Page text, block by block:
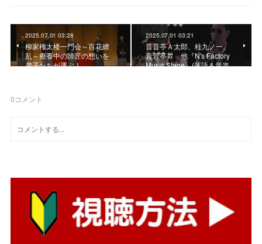
2025.07.01 03:28
柳家権太楼一門会～百花繚
乱～療養中の師匠の想いを
弟子たちが運ぶ！
2025.07.01 03:21
昔昔亭Ａ太郎、桂九ノ一、
昔昔亭昇 他『N's Factory
Music Stage』(落語＆音楽…
0コメント